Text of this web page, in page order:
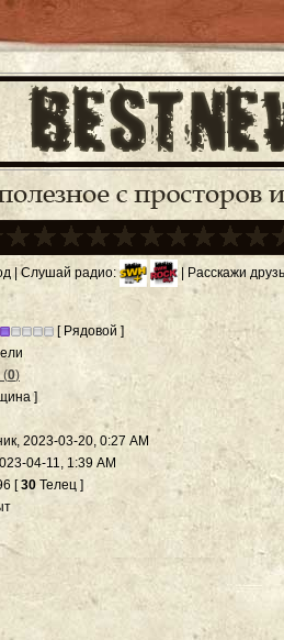
| Слушай радио: | Расскажи
[ Рядовой ]
(0)
]
2023-03-20, 0:27 AM
04-11, 1:39 AM
[30 Телец ]